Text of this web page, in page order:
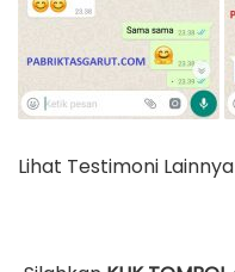
Lihat Testimoni Lainnya